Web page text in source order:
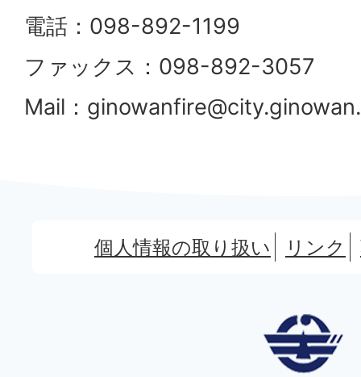
電話：098-892-1199
ファックス：098-892-3057
Mail：
個人情報の取り扱い リンク